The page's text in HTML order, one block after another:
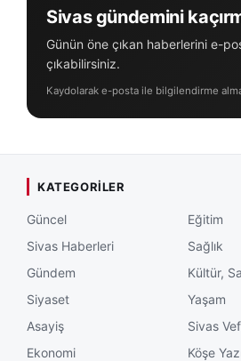
Sivas gündemini
Günün öne çıkan haberlerini e-
çıkabilirsiniz.
Kaydolarak e-posta ile bilgilendirme
KATEGORILER
Güncel
Sivas Haberleri
Gündem
Siyaset
Asayiş
Ekonomi
Eğitim
Sağlık
Kültür,
Yaşam
Sivas
Köşe